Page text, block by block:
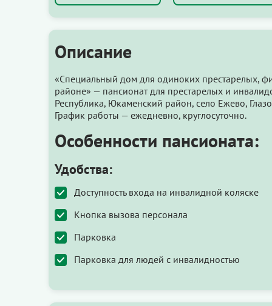
Описание
«Специальный дом для одиноких престарелых,
районе» — пансионат для престарелых и
Республика, Юкаменский район, село Ежево,
График работы — ежедневно, круглосуточно.
Особенности пансионата:
Удобства:
Доступность входа на инвалидной коляске
Кнопка вызова персонала
Парковка
Парковка для людей с инвалидностью